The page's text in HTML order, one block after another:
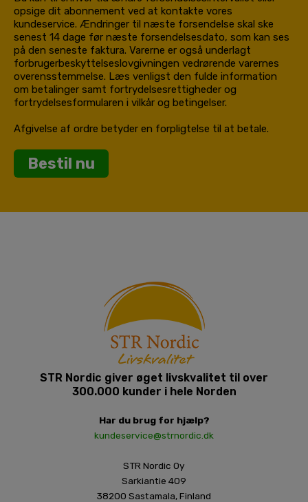
opsige dit abonnement ved at kontakte vores
kundeservice. Ændringer til næste forsendelse skal ske
senest 14 dage før næste forsendelsesdato, som kan ses
på den seneste faktura. Varerne er også underlagt
forbrugerbeskyttelseslovgivningen vedrørende varernes
overensstemmelse. Læs venligst den fulde information
om betalinger samt fortrydelsesrettigheder og
fortrydelsesformularen i vilkår og betingelser.
Afgivelse af ordre betyder en forpligtelse til at betale.
Bestil nu
STR Nordic giver øget livskvalitet til over
300.000 kunder i hele Norden
Har du brug for hjælp?
kundeservice@strnordic.dk
STR Nordic Oy
Sarkiantie 409
38200 Sastamala, Finland